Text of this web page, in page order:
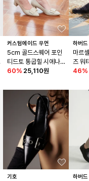
커스텀에이드 우먼
5cm 골드스퀘어 포인
티드토 통굽힐 시에나(C
W0016)
60% 25,110원
기호
하버
마르
즈 워
46%
하버